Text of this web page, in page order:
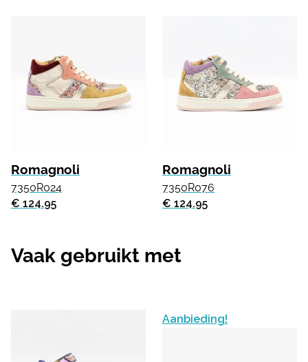
Romagnoli
7350R024
€ 124.95
Romagnoli
7350R076
€ 124.95
Vaak gebruikt met
Aanbieding!